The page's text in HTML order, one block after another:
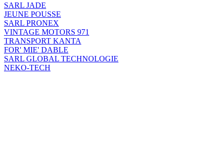
SARL JADE
JEUNE POUSSE
SARL PRONEX
VINTAGE MOTORS 971
TRANSPORT KANTA
FOR' MIE' DABLE
SARL GLOBAL TECHNOLOGIE
NEKO-TECH